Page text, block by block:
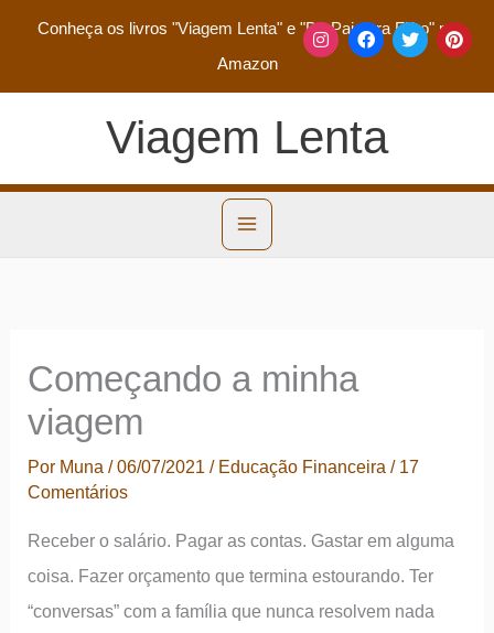
Conheça os livros "Viagem Lenta" e "De Pai para Filho"na
Amazon
Viagem Lenta
Começando a minha
viagem
Por Muna/06/07/2021/ Educação Financeira / 17
Comentários
Receber o salário. Pagar as contas. Gastar em alguma
coisa. Fazer orçamento que termina estourando. Ter
“conversas” com a família que nunca resolvem nada